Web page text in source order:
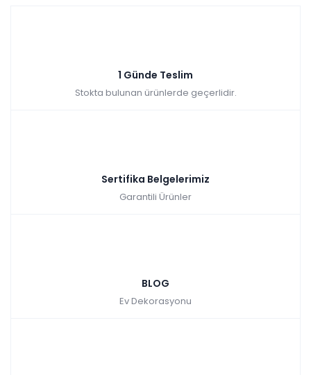
1 Günde Teslim
Stokta bulunan ürünlerde geçerlidir.
Sertifika Belgelerimiz
Garantili Ürünler
BLOG
Ev Dekorasyonu